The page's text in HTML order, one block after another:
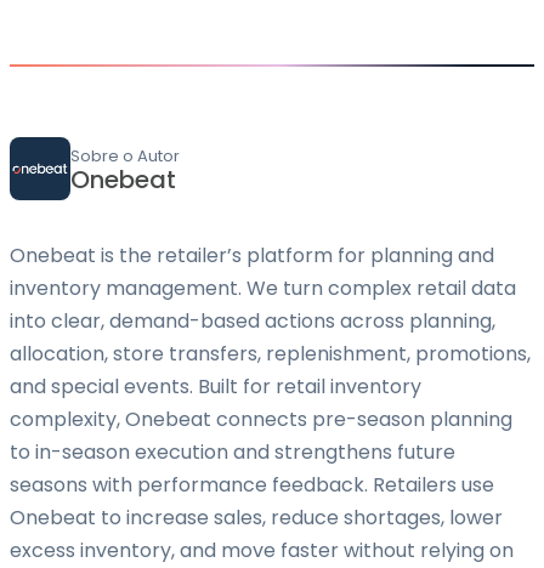
Sobre o Autor
Onebeat
Onebeat is the retailer’s platform for planning and
inventory management. We turn complex retail data
into clear, demand-based actions across planning,
allocation, store transfers, replenishment, promotions,
and special events. Built for retail inventory
complexity, Onebeat connects pre-season planning
to in-season execution and strengthens future
seasons with performance feedback. Retailers use
Onebeat to increase sales, reduce shortages, lower
excess inventory, and move faster without relying on